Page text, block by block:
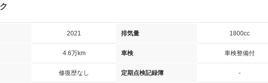
2021 排気量 1800cc
4.6万km 車検 車検整備付
修復歴なし 定期点検記録簿 -